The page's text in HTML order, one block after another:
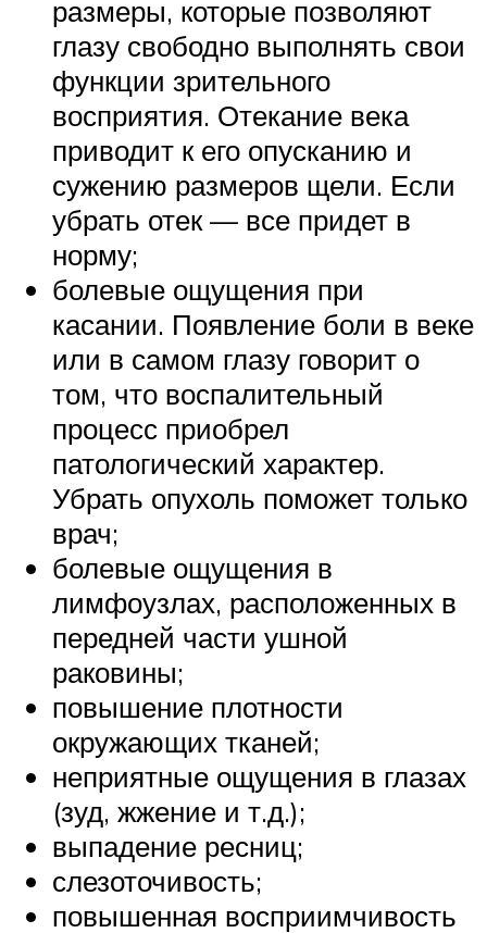
размеры, которые позволяют
глазу свободно выполнять свои
функции зрительного
восприятия. Отекание века
приводит к его опусканию и
сужению размеров щели. Если
убрать отек — все придет в
норму;
болевые ощущения при
касании. Появление боли в веке
или в самом глазу говорит о
том, что воспалительный
процесс приобрел
патологический характер.
Убрать опухоль поможет только
врач;
болевые ощущения в
лимфоузлах, расположенных в
передней части ушной
раковины;
повышение плотности
окружающих тканей;
неприятные ощущения в глазах
(зуд, жжение и т.д.);
выпадение ресниц;
слезоточивость;
повышенная восприимчивость